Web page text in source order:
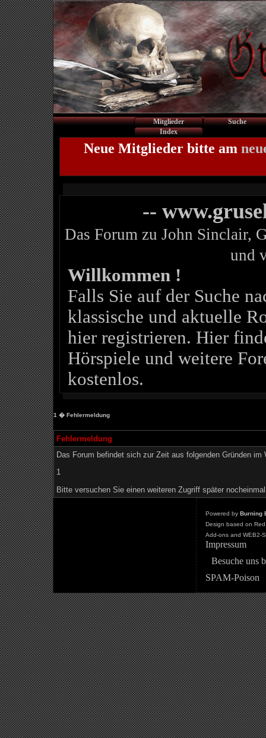
Mitglieder
Suche
Index
Neue Mitglieder bitte am
--
Das Forum zu John Sinclair,
und
Willkommen !
Falls Sie auf der Suche
klassische und aktuelle
hier registrieren. Hier
Hörspiele und weitere
kostenlos.
1 � Fehlermeldung
Fehlermeldung
Das Forum befindet sich zur Zeit aus folgenden Gründen im
1
Bitte versuchen Sie einen weiteren Zugriff später
Powered by Burning
Design based on
Add-ons and WEB2-
Impressum
Besuche uns
SPAM-Poison